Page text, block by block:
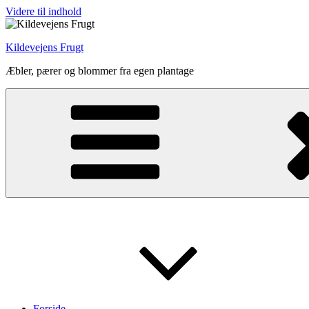
Videre til indhold
Kildevejens Frugt
Æbler, pærer og blommer fra egen plantage